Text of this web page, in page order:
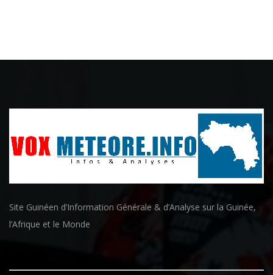
Site Guinéen d’Information Générale & d’Analyse sur la Guinée,
l’Afrique et le Monde